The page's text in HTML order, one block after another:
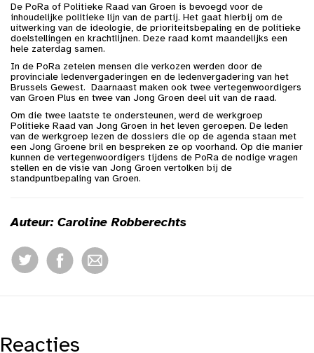
De PoRa of Politieke Raad van Groen is bevoegd voor de
inhoudelijke politieke lijn van de partij. Het gaat hierbij om de
uitwerking van de ideologie, de prioriteitsbepaling en de politieke
doelstellingen en krachtlijnen. Deze raad komt maandelijks een
hele zaterdag samen.
In de PoRa zetelen mensen die verkozen werden door de
provinciale ledenvergaderingen en de ledenvergadering van het
Brussels Gewest. Daarnaast maken ook twee vertegenwoordigers
van Groen Plus en twee van Jong Groen deel uit van de raad.
Om die twee laatste te ondersteunen, werd de werkgroep
Politieke Raad van Jong Groen in het leven geroepen. De leden
van de werkgroep lezen de dossiers die op de agenda staan met
een Jong Groene bril en bespreken ze op voorhand. Op die manier
kunnen de vertegenwoordigers tijdens de PoRa de nodige vragen
stellen en de visie van Jong Groen vertolken bij de
standpuntbepaling van Groen.
Auteur: Caroline Robberechts
Reacties